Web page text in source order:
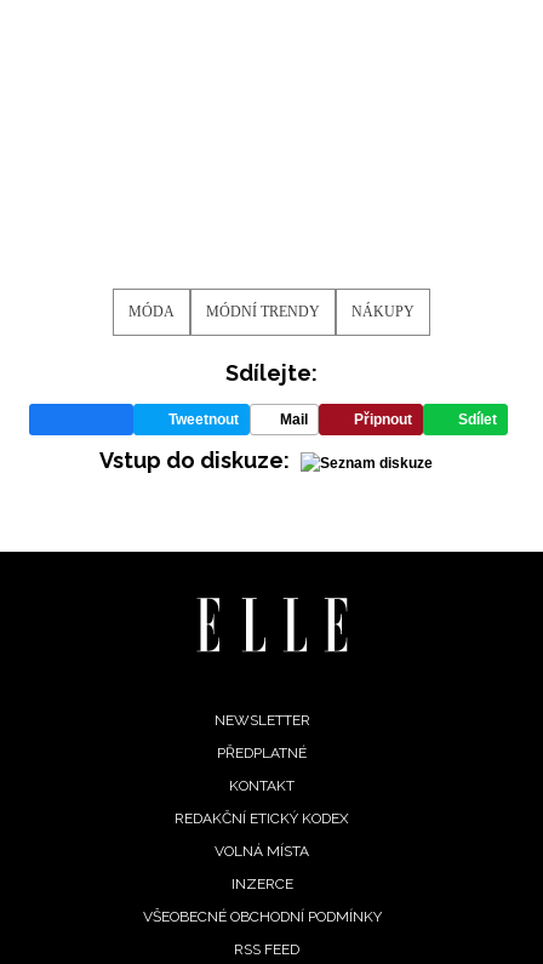
MÓDA MÓDNÍ TRENDY NÁKUPY
Sdílejte:
Tweetnout Mail Připnout Sdílet
Vstup do diskuze:
NEWSLETTER
PŘEDPLATNÉ
KONTAKT
REDAKČNÍ ETICKÝ KODEX
VOLNÁ MÍSTA
INZERCE
VŠEOBECNÉ OBCHODNÍ PODMÍNKY
RSS FEED